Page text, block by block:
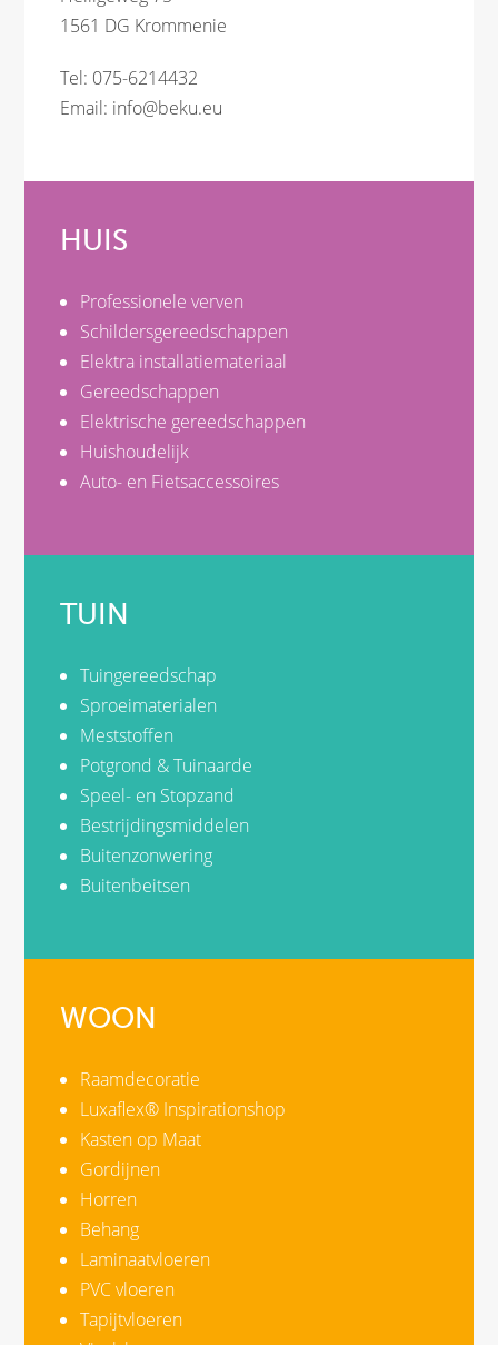
1561 DG Krommenie
Tel: 075-6214432
Email: info@beku.eu
HUIS
Professionele verven
Schildersgereedschappen
Elektra installatiemateriaal
Gereedschappen
Elektrische gereedschappen
Huishoudelijk
Auto- en Fietsaccessoires
TUIN
Tuingereedschap
Sproeimaterialen
Meststoffen
Potgrond & Tuinaarde
Speel- en Stopzand
Bestrijdingsmiddelen
Buitenzonwering
Buitenbeitsen
WOON
Raamdecoratie
Luxaflex® Inspirationshop
Kasten op Maat
Gordijnen
Horren
Behang
Laminaatvloeren
PVC vloeren
Tapijtvloeren